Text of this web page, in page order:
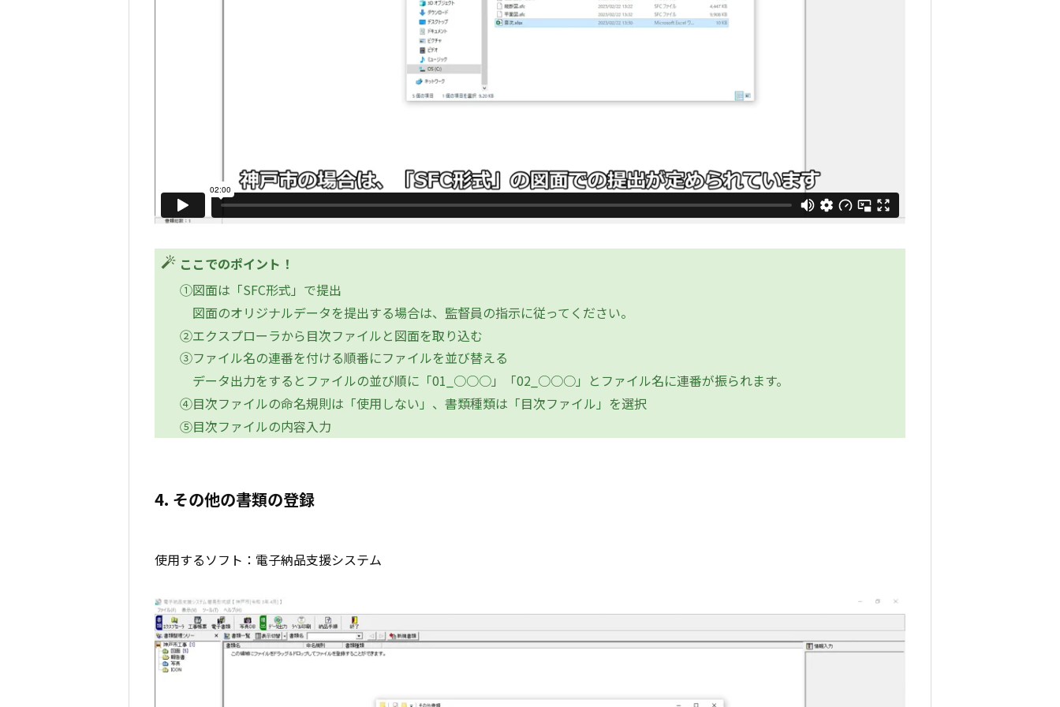
ここでのポイント！
①図面は「SFC形式」で提出
図面のオリジナルデータを提出する場合は、監督員の指示に従ってください。
②エクスプローラから目次ファイルと図面を取り込む
③ファイル名の連番を付ける順番にファイルを並び替える
データ出力をするとファイルの並び順に「01_○○○」「02_○○○」とファイル名に連番が振られます。
④目次ファイルの命名規則は「使用しない」、書類種類は「目次ファイル」を選択
⑤目次ファイルの内容入力
4. その他の書類の登録
使用するソフト：電子納品支援システム